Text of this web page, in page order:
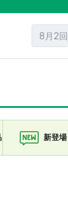
新登場